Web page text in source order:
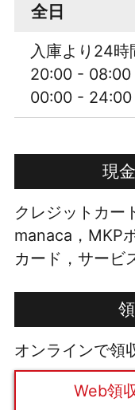
全日
入庫より24時
20:00 - 08:00
00:00 -
現
クレジットカー
manaca，MKP
カード，サービ
オンラインで領
Web領